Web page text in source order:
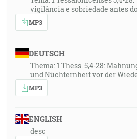
vigilância e sobriedade antes
MP3
DEUTSCH
Thema: 1 Thess. 5,4-28:
und Nüchternheit vor der
MP3
ENGLISH
desc